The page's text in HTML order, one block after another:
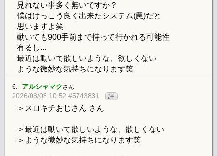
見れない事多く無いですか？
僕はけっこう良く出来たシステム(罠)だと
思いますよ笑
動いても900手前まで持って行かれる可能性
有るし...
最近は動いて欲しいような、欲しくない
ような微妙な気持ちになります笑
6. アルシャマク さん
2026/08/08 10:52 #5743831 評
＞スロキチおじさん さん
＞最近は動いて欲しいような、欲しくない
＞ような微妙な気持ちになります笑